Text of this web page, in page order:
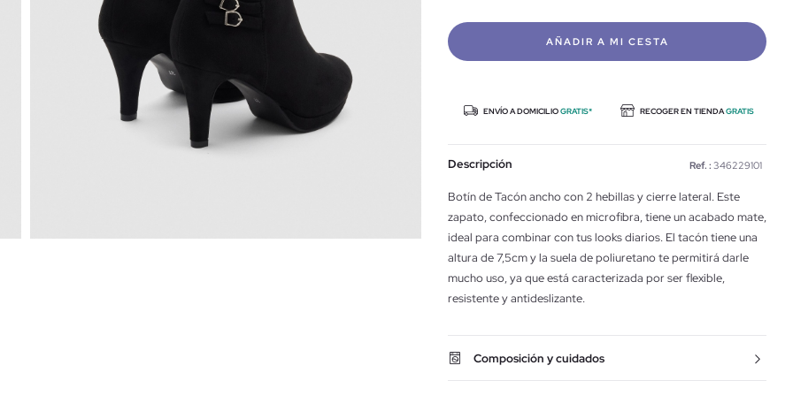
AÑADIR A MI CESTA
ENVÍO A DOMICILIOGRATIS* RECOGER EN TIENDAGRATIS
Descripción Ref. : 346229101
Botín de Tacón ancho con 2 hebillas y cierre lateral. Este
zapato, confeccionado en microfibra, tiene un acabado mate,
ideal para combinar con tus looks diarios. El tacón tiene una
altura de 7,5cm y la suela de poliuretano te permitirá darle
mucho uso, ya que está caracterizada por ser flexible,
resistente y antideslizante.
Composición y cuidados